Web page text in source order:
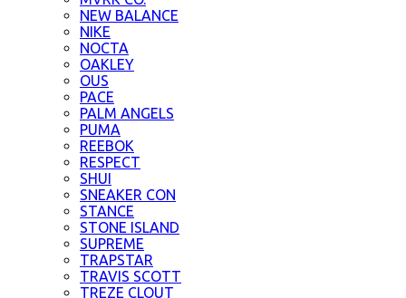
NEW BALANCE
NIKE
NOCTA
OAKLEY
OUS
PACE
PALM ANGELS
PUMA
REEBOK
RESPECT
SHUI
SNEAKER CON
STANCE
STONE ISLAND
SUPREME
TRAPSTAR
TRAVIS SCOTT
TREZE CLOUT